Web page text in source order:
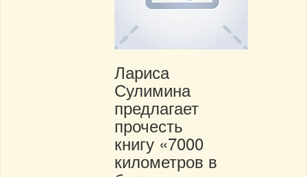
Лариса
Сулимина
предлагает
прочесть
книгу «7000
километров в